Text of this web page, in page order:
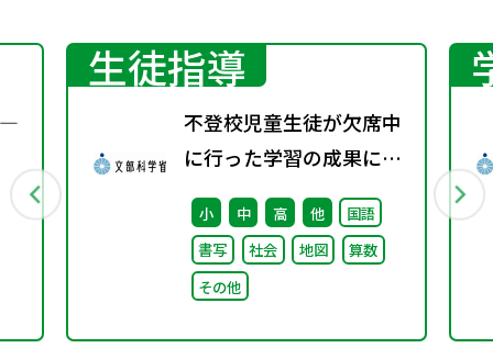
―
生徒指導
不登校児童生徒が欠席中
に行った学習の成果に係
る成績評価について（通
知）
小 中 高 他
国語
書写
社会 地図
算数
その他